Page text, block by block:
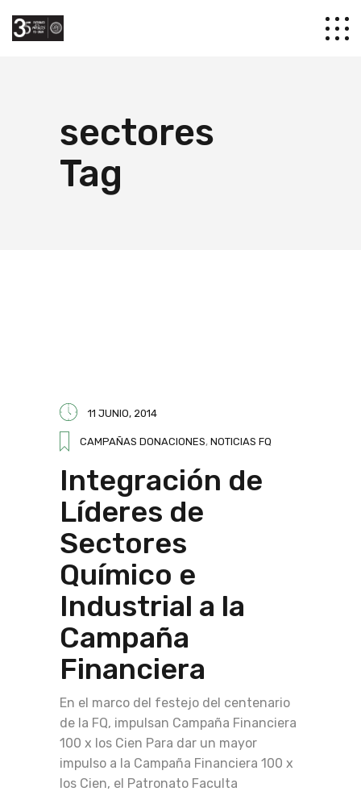
sectores
Tag
11 JUNIO, 2014
CAMPAÑAS DONACIONES, NOTICIAS FQ
Integración de
Líderes de
Sectores
Químico e
Industrial a la
Campaña
Financiera
En el marco del festejo del centenario
de la FQ, impulsan Campaña Financiera
100 x los Cien Para dar un mayor
impulso a la Campaña Financiera 100 x
los Cien, el Patronato Faculta